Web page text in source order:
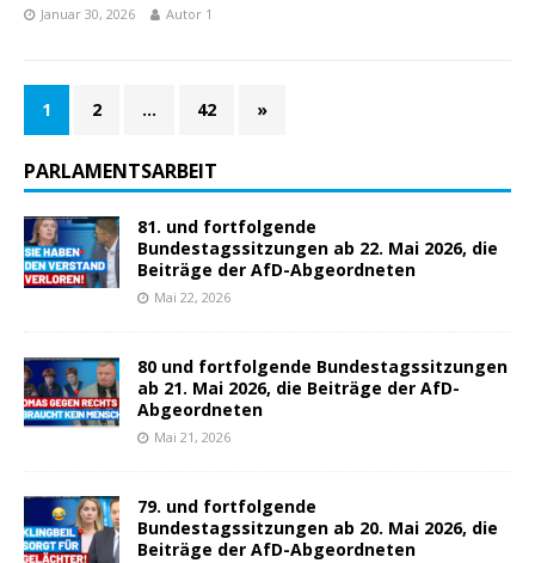
Januar 30, 2026 Autor 1
1 2 … 42 »
PARLAMENTSARBEIT
81. und fortfolgende
Bundestagssitzungen ab 22. Mai 2026, die
Beiträge der AfD-Abgeordneten
Mai 22, 2026
80 und fortfolgende Bundestagssitzungen
ab 21. Mai 2026, die Beiträge der AfD-
Abgeordneten
Mai 21, 2026
79. und fortfolgende
Bundestagssitzungen ab 20. Mai 2026, die
Beiträge der AfD-Abgeordneten